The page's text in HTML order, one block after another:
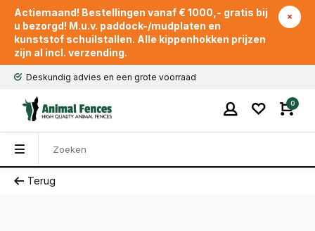
Actiemaand! Bestellingen vanaf € 1000,- gratis bij
u bezorgd! M.u.v. paddock-/mudplaten en
kunststof schuilstallen. Alle kippenhokken prijzen
zijn al incl. verzending.
Deskundig advies en een grote voorraad
0
Terug